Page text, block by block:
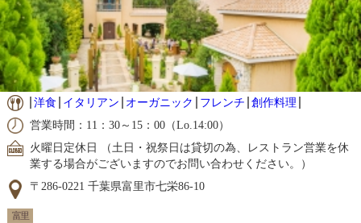
洋食 イタリアン オーガニック フレンチ 創作料理
営業時間：11：30～15：00（Lo.14:00）
火曜日定休日 （土日・祝祭日は貸切の為、レストラン営業を休
業する場合がございますのでお問い合わせください。）
〒286-0221 千葉県富里市七栄86-10
富里